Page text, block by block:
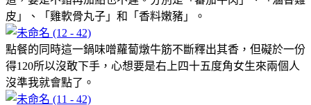
皮」、「雞軟骨丸子」和「香料嫩豬」。
點餐的同時這一鍋味噌蘿蔔燉牛筋不斷釋出其香，但礙於一份
得120所以沒敢下手，心想要是右上四十五度角女生來兩個人
沒準我就會點了。